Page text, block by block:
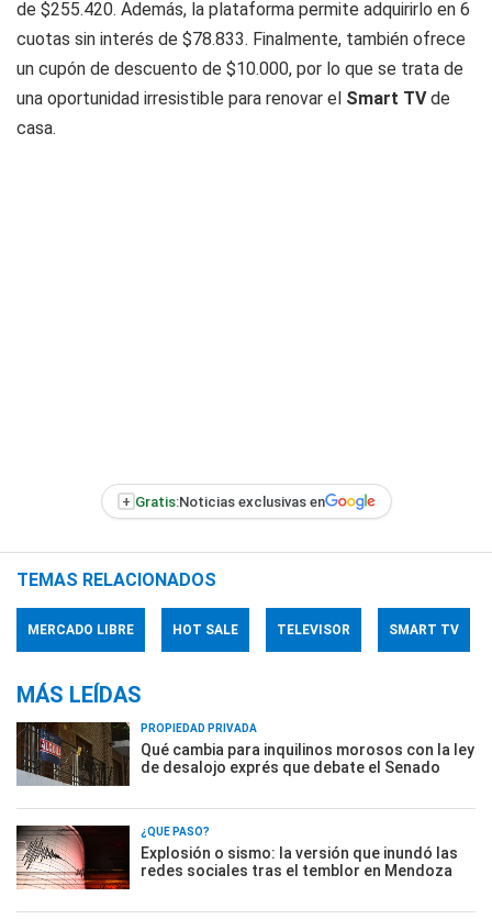
de $255.420. Además, la plataforma permite adquirirlo en 6
cuotas sin interés de $78.833. Finalmente, también ofrece
un cupón de descuento de $10.000, por lo que se trata de
una oportunidad irresistible para renovar el Smart TVde
casa.
+ Gratis:Noticias exclusivas en
TEMAS RELACIONADOS
MERCADO LIBRE HOT SALE TELEVISOR SMART TV
MÁS LEÍDAS
PROPIEDAD PRIVADA
Qué cambia para inquilinos morosos con la ley
de desalojo exprés que debate el Senado
¿QUÉ PASÓ?
Explosión o sismo: la versión que inundó las
redes sociales tras el temblor en Mendoza